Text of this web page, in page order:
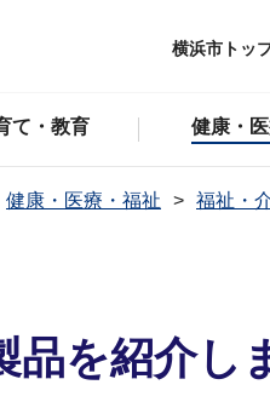
横浜市トッ
て・教育 健康・
健康・医療・福祉 福祉・
品を紹介し